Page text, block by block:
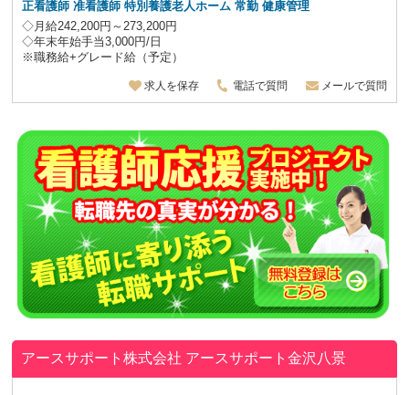
正看護師 准看護師 特別養護老人ホーム常勤 健康管理
◇月給242,200円～273,200円
◇年末年始手当3,000円/日
※職務給+グレード給（予定）
求人を保存 電話で質問 メールで質問
アースサポート株式会社 アースサポート金沢八景